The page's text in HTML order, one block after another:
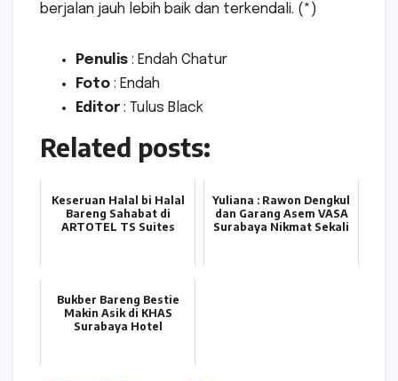
berjalan jauh lebih baik dan terkendali. (*)
Penulis : Endah Chatur
Foto : Endah
Editor : Tulus Black
Related posts:
Keseruan Halal bi Halal
Bareng Sahabat di
ARTOTEL TS Suites
Yuliana : Rawon Dengkul
dan Garang Asem VASA
Surabaya Nikmat Sekali
Bukber Bareng Bestie
Makin Asik di KHAS
Surabaya Hotel